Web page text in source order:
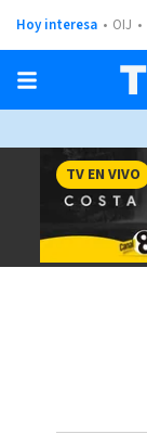
Hoy interesa OIJ
TV EN VIVO